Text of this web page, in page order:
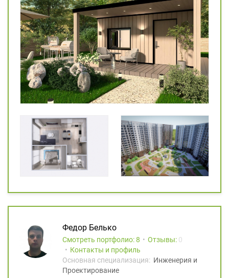
Федор Белько
Смотреть портфолио: 8 Отзывы: 0
Контакты и профиль
Основная специализация: Инженерия и
Проектирование